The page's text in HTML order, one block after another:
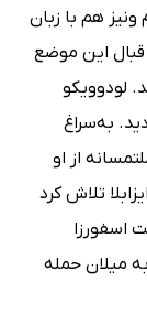
هم با زبان
قبال این موضع
لودوویکو
به‌سراغ
از او
تلاش کرد
اسفورزا
در سال 1499 لویی به میلان حمله